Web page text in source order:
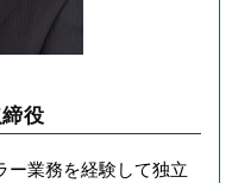
役
ー業務を経験して独立